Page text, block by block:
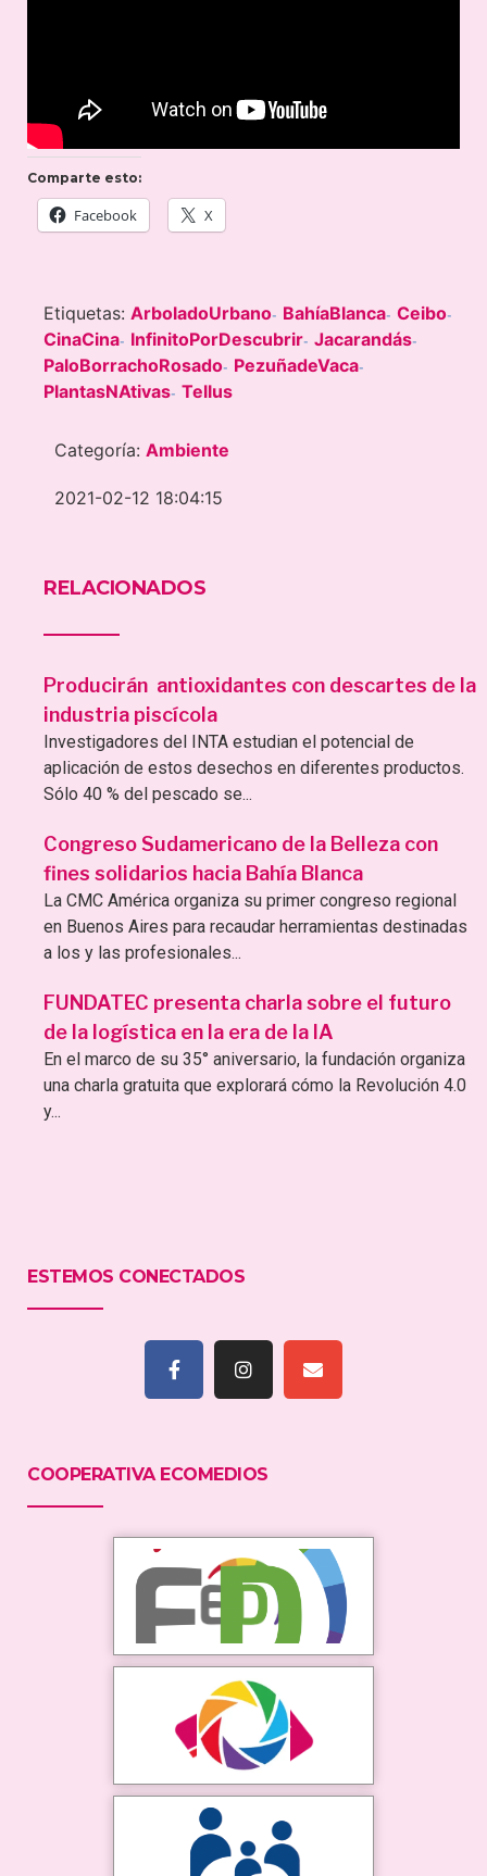
Comparte esto:
Facebook X
Etiquetas: ArboladoUrbano- BahíaBlanca- Ceibo-
CinaCina- InfinitoPorDescubrir- Jacarandás-
PaloBorrachoRosado- PezuñadeVaca-
PlantasNAtivas- Tellus
Categoría: Ambiente
2021-02-12 18:04:15
RELACIONADOS
Producirán antioxidantes con descartes de la
industria piscícola
Investigadores del INTA estudian el potencial de
aplicación de estos desechos en diferentes productos.
Sólo 40 % del pescado se...
Congreso Sudamericano de la Belleza con
fines solidarios hacia Bahía Blanca
La CMC América organiza su primer congreso regional
en Buenos Aires para recaudar herramientas destinadas
a los y las profesionales...
FUNDATEC presenta charla sobre el futuro
de la logística en la era de la IA
En el marco de su 35° aniversario, la fundación organiza
una charla gratuita que explorará cómo la Revolución 4.0
y...
ESTEMOS CONECTADOS
COOPERATIVA ECOMEDIOS